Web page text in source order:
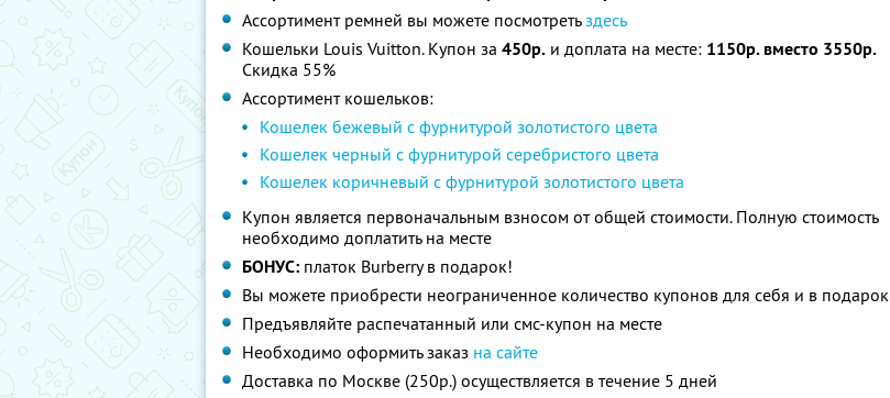
Ассортимент ремней вы можете посмотретьздесь
Кошельки Louis Vuitton. Купон за 450р. и доплата на месте: 1150р. вместо 3550р.
Скидка 55%
Ассортимент кошельков:
Кошелек бежевый с фурнитурой золотистого цвета
Кошелек черный с фурнитурой серебристого цвета
Кошелек коричневый с фурнитурой золотистого цвета
Купон является первоначальным взносом от общей стоимости. Полную стоимость
необходимо доплатить на месте
БОНУС: платок Burberry в подарок!
Вы можете приобрести неограниченное количество купонов для себя и в подарок
Предъявляйте распечатанный или смс-купон на месте
Необходимо оформить заказ на сайте
Доставка по Москве (250р.) осуществляется в течение 5 дней